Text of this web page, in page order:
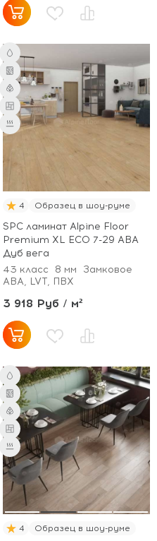
4 Образец в шоу-руме
SPC ламинат Alpine Floor
Premium XL ECO 7-29 ABA
Дуб вега
43 класс
8 мм
Замковое
ABA, LVT, ПВХ
3 918 Руб / м²
4 Образец в шоу-руме